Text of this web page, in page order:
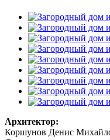
Архитектор:
Коршунов Денис